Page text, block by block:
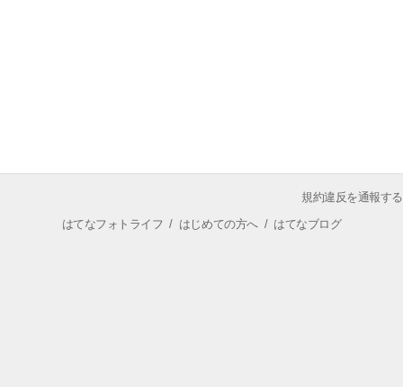
規約違反を通報する
はてなフォトライフ / はじめての方へ/ はてなブログ